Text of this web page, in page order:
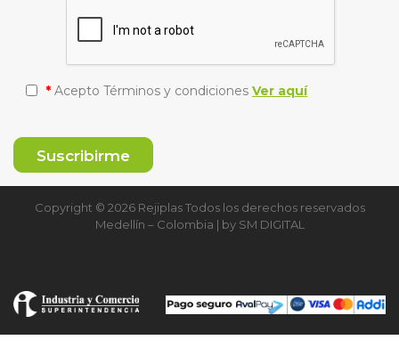
* Acepto Términos y condiciones Ver aquí
Copyright © 2026 Rejiplas Todos los derechos reservados
Medellín – Colombia | by SM DIGITAL